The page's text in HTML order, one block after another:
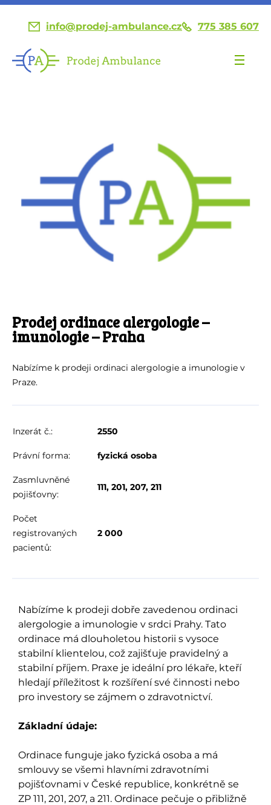
info@prodej-ambulance.cz 775 385 607
Prodej ordinace alergologie –
imunologie – Praha
Nabízíme k prodeji ordinaci alergologie a imunologie v
Praze.
Inzerát č.: 2550
Právní forma: fyzická osoba
Zasmluvněné
pojišťovny:
111, 201, 207, 211
Počet
registrovaných
pacientů:
2 000
Nabízíme k prodeji dobře zavedenou ordinaci
alergologie a imunologie v srdci Prahy. Tato
ordinace má dlouholetou historii s vysoce
stabilní klientelou, což zajišťuje pravidelný a
stabilní příjem. Praxe je ideální pro lékaře, kteří
hledají příležitost k rozšíření své činnosti nebo
pro investory se zájmem o zdravotnictví.
Základní údaje:
Ordinace funguje jako fyzická osoba a má
smlouvy se všemi hlavními zdravotními
pojišťovnami v České republice, konkrétně se
ZP 111, 201, 207, a 211. Ordinace pečuje o přibližně